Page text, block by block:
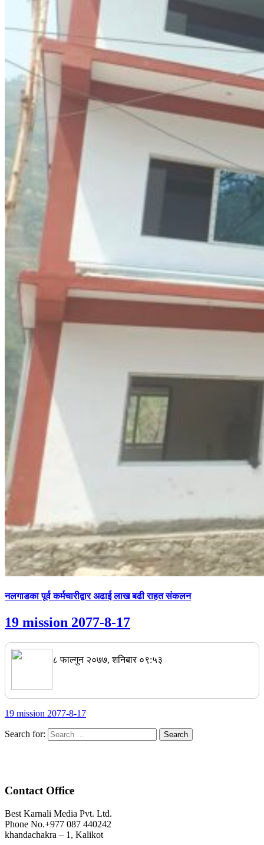
नलगाडका पूर्व कर्मचारीद्वार अढाई लाख बढी राहत संकलन
19 mission 2077-8-17
८ फाल्गुन २०७७, शनिबार ०९:५३
19 mission 2077-8-17
Search for:
Contact Office
Best Karnali Media Pvt. Ltd.
Phone No.+977 087 440242
khandachakra – 1, Kalikot